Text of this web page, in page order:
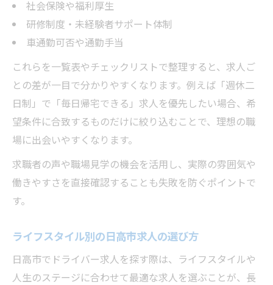
社会保険や福利厚生
研修制度・未経験者サポート体制
車通勤可否や通勤手当
これらを一覧表やチェックリストで整理すると、求人ご
との差が一目で分かりやすくなります。例えば「週休二
日制」で「毎日帰宅できる」求人を優先したい場合、希
望条件に合致するものだけに絞り込むことで、理想の職
場に出会いやすくなります。
求職者の声や職場見学の機会を活用し、実際の雰囲気や
働きやすさを直接確認することも失敗を防ぐポイントで
す。
ライフスタイル別の日高市求人の選び方
日高市でドライバー求人を探す際は、ライフスタイルや
人生のステージに合わせて最適な求人を選ぶことが、長